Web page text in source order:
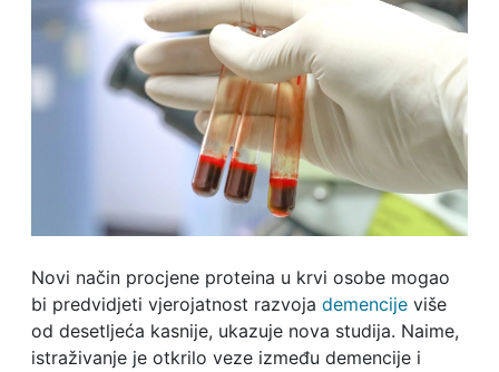
Novi način procjene proteina u krvi osobe mogao
bi predvidjeti vjerojatnost razvoja demencijeviše
od desetljeća kasnije, ukazuje nova studija. Naime,
istraživanje je otkrilo veze između demencije i